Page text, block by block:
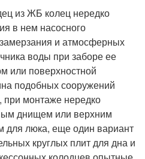
из ЖБ колец нередко
в нем насосного
и атмосферных
воды при заборе ее
или поверхностной
подобных сооружений
монтаже нередко
днищем или верхним
для люка, еще один вариант
круглых плит для дна и